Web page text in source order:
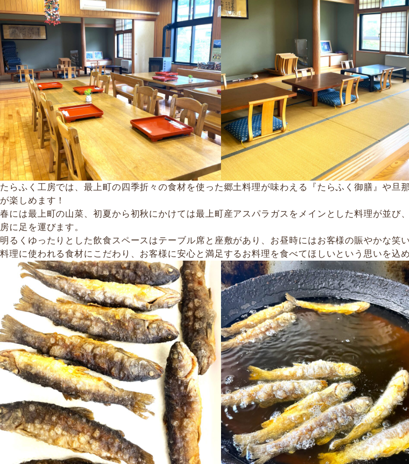
たらふく工房では、最上町の四季折々の食材を使った郷土料理が味わえる『たらふく御膳』や旦
が楽しめます！
春には最上町の山菜、初夏から初秋にかけては最上町産アスパラガスをメインとした料理が並び
房に足を運びます。
明るくゆったりとした飲食スペースはテーブル席と座敷があり、お昼時にはお客様の賑やかな笑
料理に使われる食材にこだわり、お客様に安心と満足するお料理を食べてほしいという思いを込